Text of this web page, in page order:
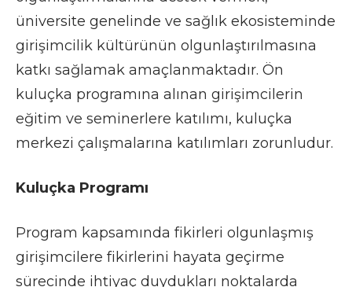
üniversite genelinde ve sağlık ekosisteminde
girişimcilik kültürünün olgunlaştırılmasına
katkı sağlamak amaçlanmaktadır. Ön
kuluçka programına alınan girişimcilerin
eğitim ve seminerlere katılımı, kuluçka
merkezi çalışmalarına katılımları zorunludur.
Kuluçka Programı
Program kapsamında fikirleri olgunlaşmış
girişimcilere fikirlerini hayata geçirme
sürecinde ihtiyaç duydukları noktalarda